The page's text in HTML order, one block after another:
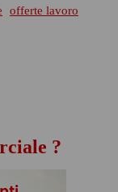
offerte lavoro
?